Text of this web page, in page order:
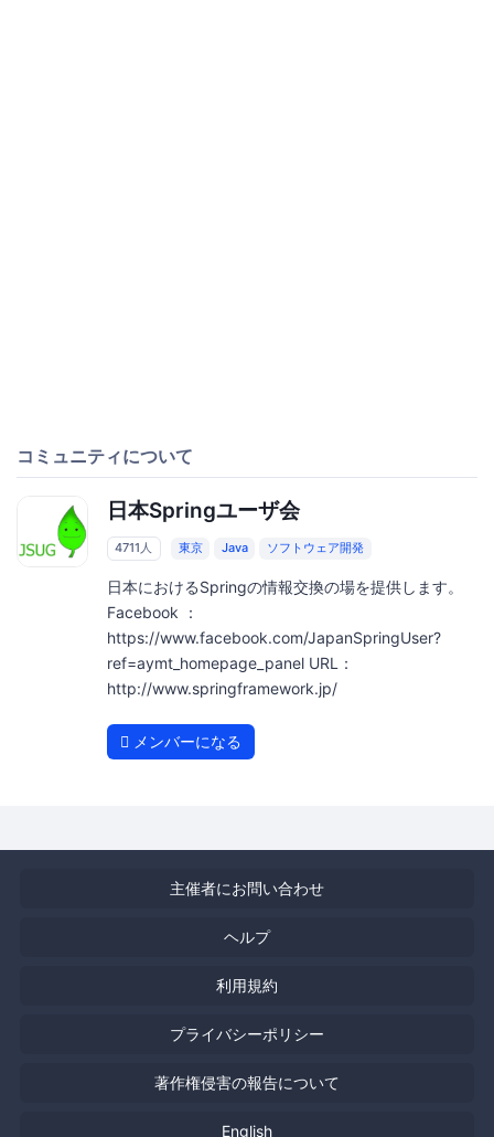
コミュニティについて
日本Springユーザ会
4711人 東京 Java ソフトウェア開発
日本におけるSpringの情報交換の場を提供します。
Facebook ：
https://www.facebook.com/JapanSpringUser?
ref=aymt_homepage_panel URL：
http://www.springframework.jp/
メンバーになる
主催者にお問い合わせ
ヘルプ
利用規約
プライバシーポリシー
著作権侵害の報告について
English